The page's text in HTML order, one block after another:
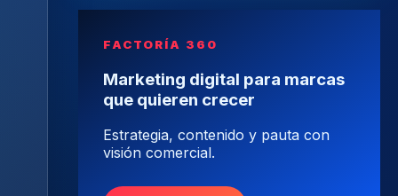
FACTORÍA 360
Marketing digital para marcas
que quieren crecer
Estrategia, contenido y pauta con
visión comercial.